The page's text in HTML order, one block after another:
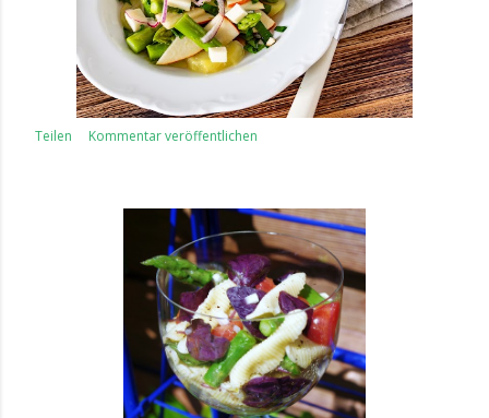
Teilen Kommentar veröffentlichen